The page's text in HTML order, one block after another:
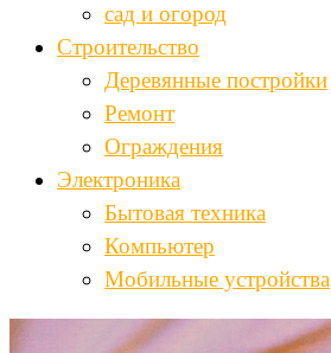
сад и огород
Строительство
Деревянные постройки
Ремонт
Ограждения
Электроника
Бытовая техника
Компьютер
Мобильные устройства